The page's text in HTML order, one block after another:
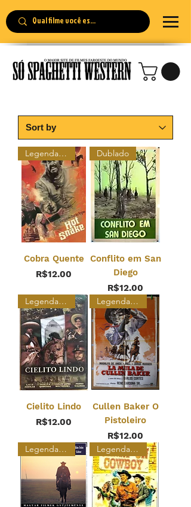
Legendado Restaurado
Cobra Quente
Price
R$12.00
Dublado
Conflito em San
Diego
Price
R$12.00
Legendado
Cielito Lindo
Price
R$12.00
Legendado
Cullen Baker O
Pistoleiro
Price
R$12.00
Legendado
Legendado